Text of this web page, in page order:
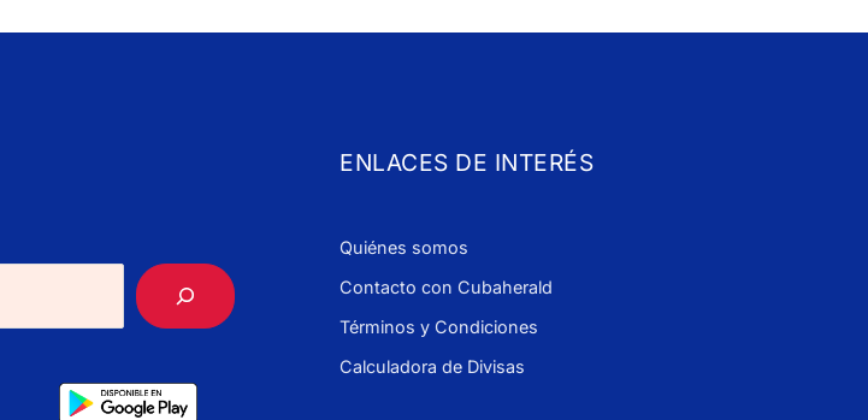
ENLACES DE INTERÉS
Quiénes somos
Contacto con Cubaherald
Términos y Condiciones
Calculadora de Divisas